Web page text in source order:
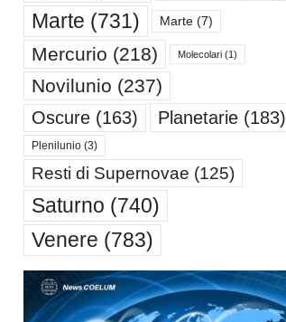
Marte (731) Marte(7)
Mercurio (218) Molecolari(1)
Novilunio (237)
Oscure(163) Planetarie(183)
Plenilunio(3)
Resti di Supernovae (125)
Saturno (740)
Venere (783)